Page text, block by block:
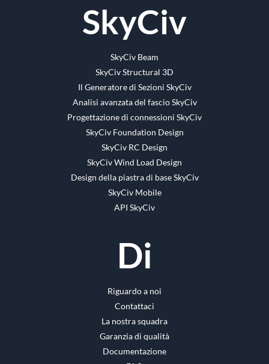
SkyCiv
SkyCiv Beam
SkyCiv Structural 3D
Il Generatore di Sezioni SkyCiv
Analisi avanzata del fascio SkyCiv
Progettazione di connessioni SkyCiv
SkyCiv Foundation Design
SkyCiv RC Design
SkyCiv Wind Load Design
Design della piastra di base SkyCiv
SkyCiv Mobile
API SkyCiv
Di
Riguardo a noi
Contattaci
La nostra squadra
Garanzia di qualità
Documentazione